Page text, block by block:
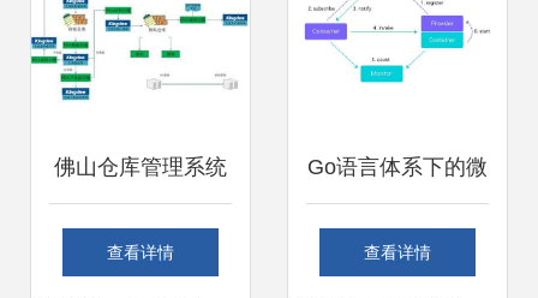
佛山仓库管理系统
与广州迈维条码 实
查看详情
Go语言体系下的微
服务框架选型 以
查看详情